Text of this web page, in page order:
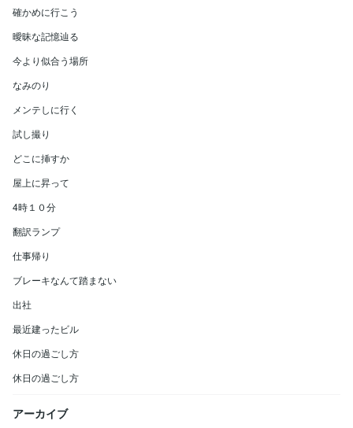
確かめに行こう
曖昧な記憶辿る
今より似合う場所
なみのり
メンテしに行く
試し撮り
どこに挿すか
屋上に昇って
4時１０分
翻訳ランプ
仕事帰り
ブレーキなんて踏まない
出社
最近建ったビル
休日の過ごし方
休日の過ごし方
アーカイブ